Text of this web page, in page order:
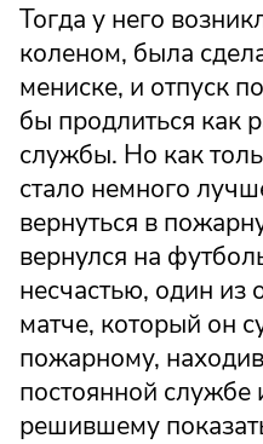
Тогда у него
коленом, была
мениске, и отпуск
бы продлиться как
службы. Но как
стало немного
вернуться в
вернулся на
несчастью, один из
матче, который он
пожарному,
постоянной службе
решившему